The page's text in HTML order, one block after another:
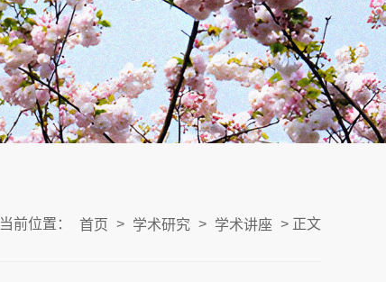
当前位置： 首页 > 学术研究 > 学术讲座 > 正文